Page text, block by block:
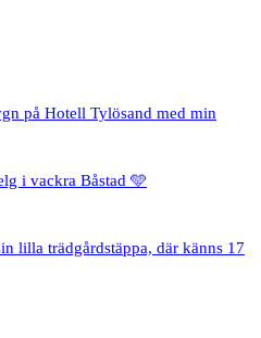
på Hotell Tylösand med min
i vackra Båstad 🩵
lilla trädgårdstäppa, där känns 17